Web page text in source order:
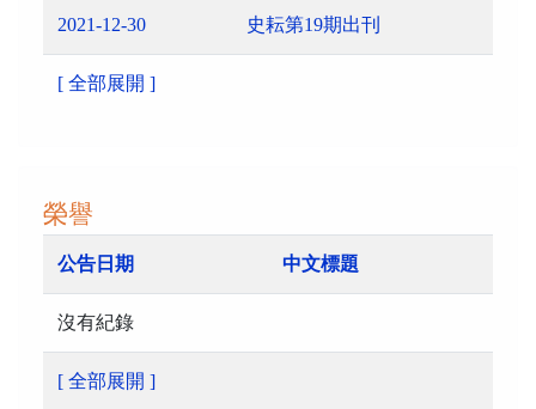
2021-12-30 史耘第19期出刊
[ 全部展開 ]
榮譽
公告日期 中文標題
沒有紀錄
[ 全部展開 ]